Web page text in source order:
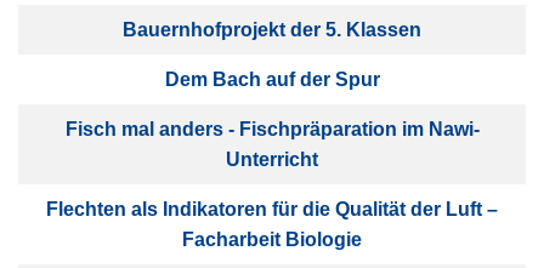
Bauernhofprojekt der 5. Klassen
Dem Bach auf der Spur
Fisch mal anders - Fischpräparation im Nawi-
Unterricht
Flechten als Indikatoren für die Qualität der Luft –
Facharbeit Biologie